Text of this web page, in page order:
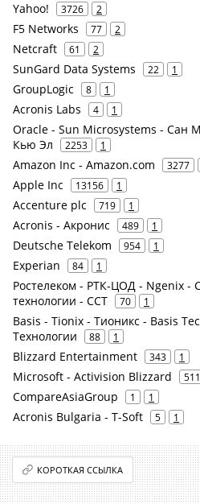
Yahoo! 3726 2
F5 Networks 77 2
Netcraft 61 2
SunGard Data Systems 22 1
GroupLogic 8 1
Acronis Labs 4 1
Oracle - Sun Microsystems - Сан
Кью Эл
2253 1
Amazon Inc - Amazon.com 3277
Apple Inc 13156 1
Accenture plc 719 1
Acronis - Акронис 489 1
Deutsche Telekom 954 1
Experian 84 1
Ростелеком - РТК-ЦОД - Ngenix -
технологии - ССТ
70 1
Basis - Tionix - Тионикс - Basis
Технологии
88 1
Blizzard Entertainment 343 1
Microsoft - Activision Blizzard 511
CompareAsiaGroup 1 1
Acronis Bulgaria - T-Soft 5 1
КОРОТКАЯ ССЫЛКА